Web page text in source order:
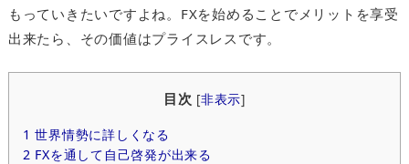
もっていきたいですよね。FXを始めることでメリットを享受
出来たら、その価値はプライスレスです。
目次 [非表示]
1 世界情勢に詳しくなる
2 FXを通して自己啓発が出来る